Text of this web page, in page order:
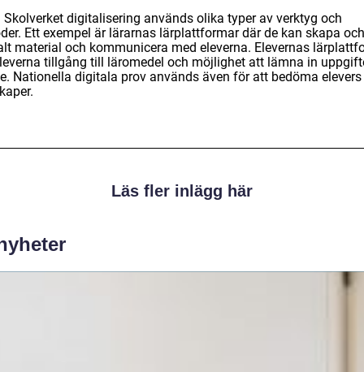
Skolverket digitalisering används olika typer av verktyg och
Ett exempel är lärarnas lärplattformar där de kan skapa
material och kommunicera med eleverna. Elevernas
tillgång till läromedel och möjlighet att lämna in
Nationella digitala prov används även för att bedöma elevers
Läs fler inlägg här